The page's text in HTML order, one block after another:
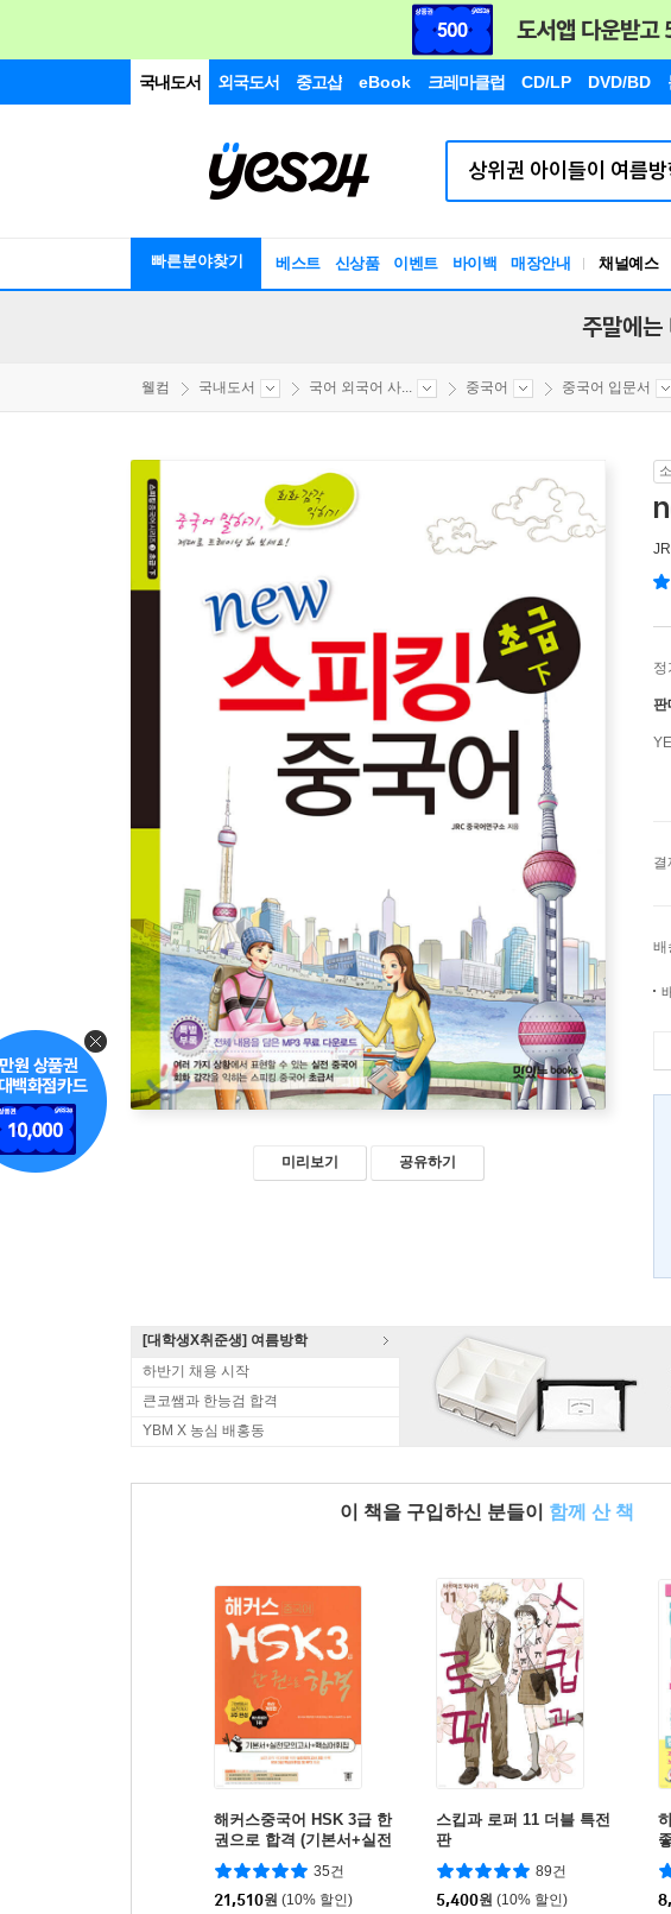
국내도서 외국도서 중고샵 eBook 크레마클럽 CD/LP DVD/BD
빠른분야찾기 베스트 신상품 이벤트 바이백 매장안내 채널예스
주말에는
웰컴 국내도서 국어 외국어 사... 중국어 중국어 입문서
미리보기 공유하기
정
판
결
배
[대학생X취준생] 여름방학
하반기 채용 시작
큰코쌤과 한능검 합격
YBM X 농심 배홍동
이 책을 구입하신 분들이 함께 산 책
해커스중국어 HSK 3급 한
권으로 합격 (기본서+실전
모의고사+핵심어휘집)
35건
21,510원 (10% 할인)
스킵과 로퍼 11 더블 특전
판
89건
5,400원 (10% 할인)